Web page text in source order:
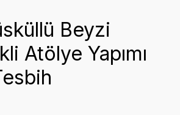
Beyzi
Atölye Yapımı